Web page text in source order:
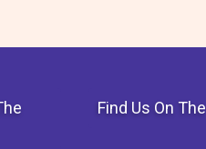
Find Us On